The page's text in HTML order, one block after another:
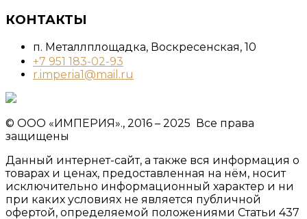
КОНТАКТЫ
п. Металлплощадка, ​Воскресенская, 10​
+7 951 183-02-93
r.imperia1@mail.ru
© ООО «ИМПЕРИЯ»., 2016 – 2025 Все права
защищены
Данный интернет-сайт, а также вся информация о
товарах и ценах, предоставленная на нём, носит
исключительно информационный характер и ни
при каких условиях не является публичной
офертой, определяемой положениями Статьи 437